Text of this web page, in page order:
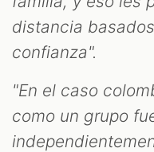
distancia
confianza".
"En el caso
como un grupo